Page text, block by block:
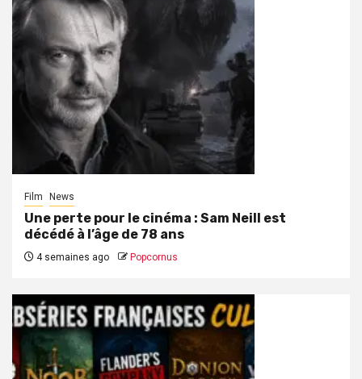
Film News
Une perte pour le cinéma : Sam Neill est
décédé à l’âge de 78 ans
4 semaines ago Popcornus